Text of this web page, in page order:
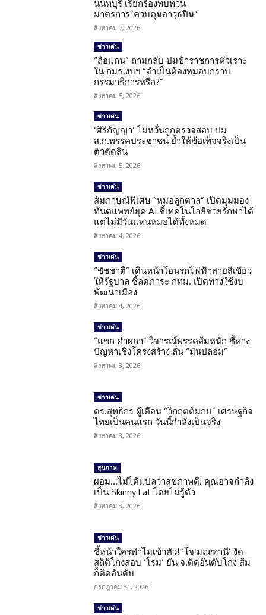
นนทบุรี เรียกร้องทบทวน
มาตรการ”ควบคุมอาวุธปืน”
สิงหาคม 7, 2026
ข่าวเด่น
“ถือแถน” ถามกลับ ปมข้าราชการหัวเราะ
ใน กมธ.งบฯ “จำเป็นต้องหมอบกราบ
กรรมาธิการหรือ?”
สิงหาคม 5, 2026
ข่าวเด่น
‘ศิริกัญญา’ ไม่หวั่นถูกตรวจสอบ ปม
ส.ก.พรรคประชาชน ย้ำให้ข้อเท็จจริงเป็น
ตัวตัดสิน
สิงหาคม 5, 2026
ข่าวเด่น
สัมภาษณ์พิเศษ “หมอลูกตาล” เปิดมุมมอง
ทันตแพทย์ยุค AI ชี้เทคโนโลยีช่วยรักษาได้
แต่ไม่มีวันแทนหมอได้ทั้งหมด
สิงหาคม 4, 2026
ข่าวเด่น
“ชัชชาติ” เดินหน้าโอนรถไฟฟ้าสายสีเขียว
ให้รัฐบาล ชี้ลดภาระ กทม. เปิดทางใช้งบ
พัฒนาเมือง
สิงหาคม 4, 2026
ข่าวเด่น
“แขก คำผกา” วิจารณ์พรรคส้มหนัก ชี้ห่าง
ปัญหาเชิงโครงสร้าง ลั่น “มันปลอม”
สิงหาคม 3, 2026
ข่าวเด่น
ดร.สุทธิกร ผู้เตือน “วิกฤตต้มกบ” เศรษฐกิจ
ไทยเป็นคนแรก วันนี้กำลังเป็นจริง
สิงหาคม 3, 2026
สุขภาพ
ผอม…ไม่ได้แปลว่าสุขภาพดี! คุณอาจกำลัง
เป็น Skinny Fat โดยไม่รู้ตัว
สิงหาคม 3, 2026
ข่าวเด่น
ชี้หน้าใครทำไมเข้าตัว! ‘โจ มณฑานี’ งัด
สถิติโกงสอบ ‘โรม’ ยัน จ.ติดอันดับโกง ส้ม
ก็ติดอันดับ
กรกฎาคม 31, 2026
ข่าวเด่น